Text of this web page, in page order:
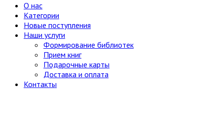
О нас
Категории
Новые поступления
Наши услуги
Формирование библиотек
Прием книг
Подарочные карты
Доставка и оплата
Контакты